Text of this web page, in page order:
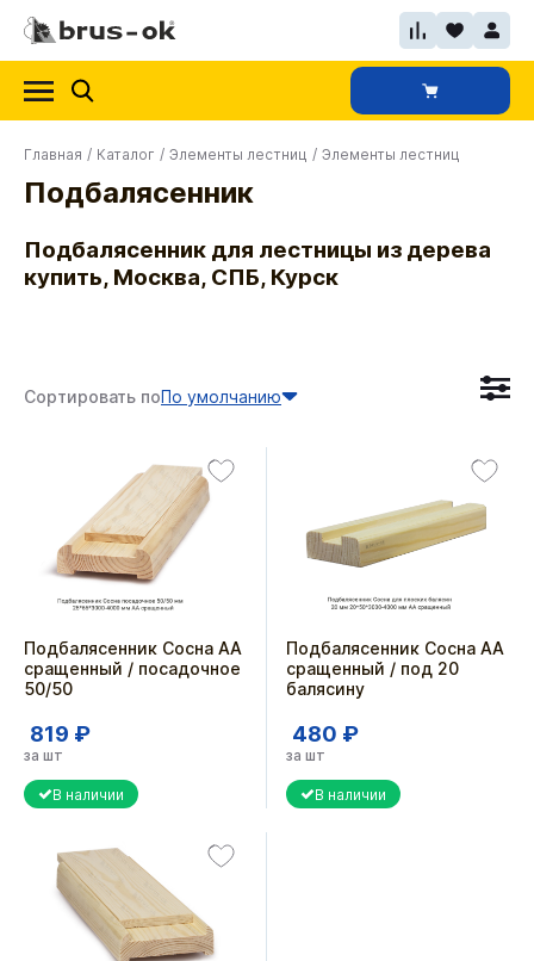
Главная / Каталог / Элементы лестниц / Элементы лестниц
Подбалясенник
Подбалясенник для лестницы из дерева
купить, Москва, СПБ, Курск
Сортировать поПо умолчанию
Подбалясенник Сосна АА
сращенный / посадочное
50/50
819 ₽
за шт
В наличии
Подбалясенник Сосна АА
сращенный / под 20
балясину
480 ₽
за шт
В наличии